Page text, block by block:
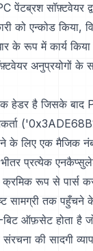
पेंटब्रश सॉफ़्टवेयर
एन्कोड किया,
के रूप में कार्य
अनुप्रयोगों
हेडर है जिसके बाद
के लिए एक मैजिक
भीतर प्रत्येक
क्रमिक रूप से
सामग्री तक पहुँचने के
बिट ऑफ़सेट होता
की सादगी